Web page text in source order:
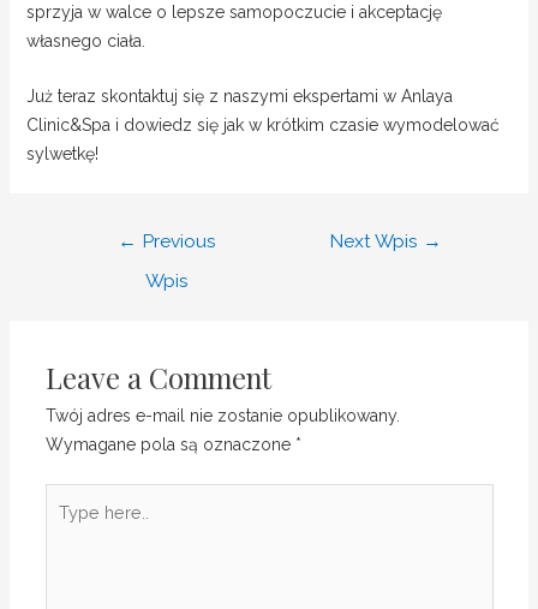
sprzyja w walce o lepsze samopoczucie i akceptację
własnego ciała.
Już teraz skontaktuj się z naszymi ekspertami w Anlaya
Clinic&Spa i dowiedz się jak w krótkim czasie wymodelować
sylwetkę!
← Previous
Wpis
Next Wpis →
Leave a Comment
Twój adres e-mail nie zostanie opublikowany.
Wymagane pola są oznaczone *